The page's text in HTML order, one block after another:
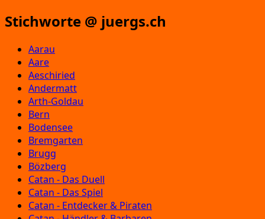
Stichworte @ juergs.ch
Aarau
Aare
Aeschiried
Andermatt
Arth-Goldau
Bern
Bodensee
Bremgarten
Brugg
Bözberg
Catan - Das Duell
Catan - Das Spiel
Catan - Entdecker & Piraten